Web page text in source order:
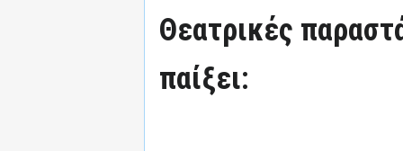
Θεατρικές
παίξει: